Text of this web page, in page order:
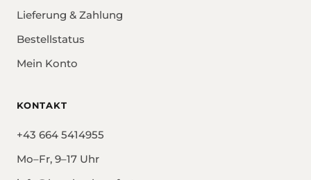
Lieferung & Zahlung
Bestellstatus
Mein Konto
KONTAKT
+43 664 5414955
Mo–Fr, 9–17 Uhr